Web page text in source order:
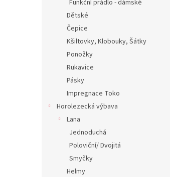
Funkční prádlo - dámské
Dětské
Čepice
Kšiltovky, Klobouky, Šátky
Ponožky
Rukavice
Pásky
Impregnace Toko
Horolezecká výbava
Lana
Jednoduchá
Poloviční/ Dvojitá
Smyčky
Helmy